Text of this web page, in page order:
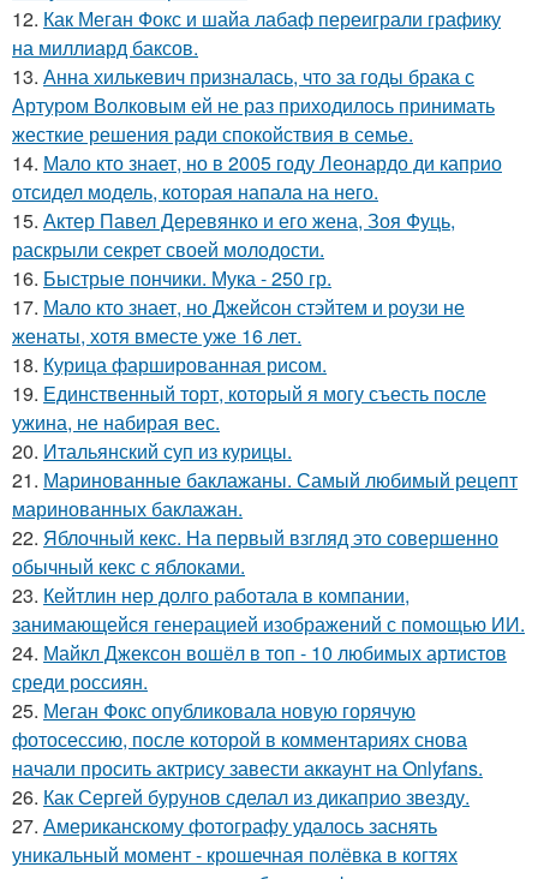
12. Как Меган Фокс и шайа лабаф переиграли графику
на миллиард баксов.
13. Анна хилькевич призналась, что за годы брака с
Артуром Волковым ей не раз приходилось принимать
жесткие решения ради спокойствия в семье.
14. Мало кто знает, но в 2005 году Леонардо ди каприо
отсидел модель, которая напала на него.
15. Актер Павел Деревянко и его жена, Зоя Фуць,
раскрыли секрет своей молодости.
16. Быстрые пончики. Мука - 250 гр.
17. Мало кто знает, но Джейсон стэйтем и роузи не
женаты, хотя вместе уже 16 лет.
18. Курица фаршированная рисом.
19. Единственный торт, который я могу съесть после
ужина, не набирая вес.
20. Итальянский суп из курицы.
21. Маринованные баклажаны. Самый любимый рецепт
маринованных баклажан.
22. Яблочный кекс. На первый взгляд это совершенно
обычный кекс с яблоками.
23. Кейтлин нер долго работала в компании,
занимающейся генерацией изображений с помощью ИИ.
24. Майкл Джексон вошёл в топ - 10 любимых артистов
среди россиян.
25. Меган Фокс опубликовала новую горячую
фотосессию, после которой в комментариях снова
начали просить актрису завести аккаунт на Onlyfans.
26. Как Сергей бурунов сделал из дикаприо звезду.
27. Американскому фотографу удалось заснять
уникальный момент - крошечная полёвка в когтях